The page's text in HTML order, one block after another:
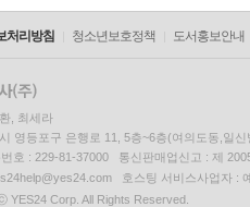
처리방침 청소년보호정책 도서홍보안내
, 최세라
영등포구 은행로 11, 5층~6층(여의도동,일신
번호 : 229-81-37000 통신판매업신고 : 제
호스팅 서비스사업자 :
YES24 Corp. All Rights Reserved.